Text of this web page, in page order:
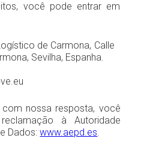
você pode entrar em
de Carmona, Calle
Sevilha, Espanha.
nossa resposta, você
à Autoridade
Dados:www.aepd.es.